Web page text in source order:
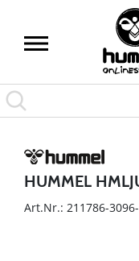
HUMMEL
Art.Nr.: 211786-3096-